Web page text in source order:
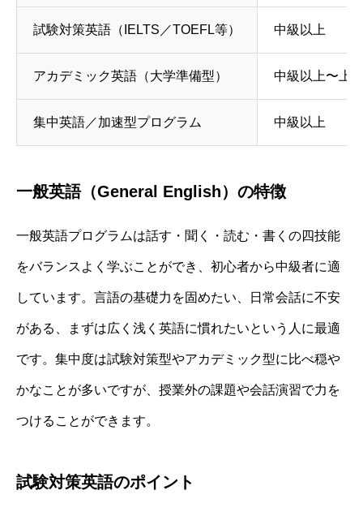
試験対策英語（IELTS／TOEFL等） 中級以上
アカデミック英語（大学準備型） 中級以上〜上
集中英語／加速型プログラム 中級以上
一般英語（General English）の特徴
一般英語プログラムは話す・聞く・読む・書くの四技能
をバランスよく学ぶことができ、初心者から中級者に適
しています。言語の基礎力を固めたい、日常会話に不安
がある、まずは広く浅く英語に慣れたいという人に最適
です。集中度は試験対策型やアカデミック型に比べ穏や
かなことが多いですが、授業外の課題や会話演習で力を
つけることができます。
試験対策英語のポイント